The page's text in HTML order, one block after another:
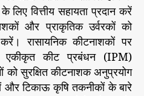
वित्तीय सहायता प्रदान करें
और प्राकृतिक उर्वरकों को
रासायनिक कीटनाशकों पर
एकीकृत कीट प्रबंधन (IPM)
को सुरक्षित कीटनाशक अनुप्रयोग
टिकाऊ कृषि तकनीकों के बारे